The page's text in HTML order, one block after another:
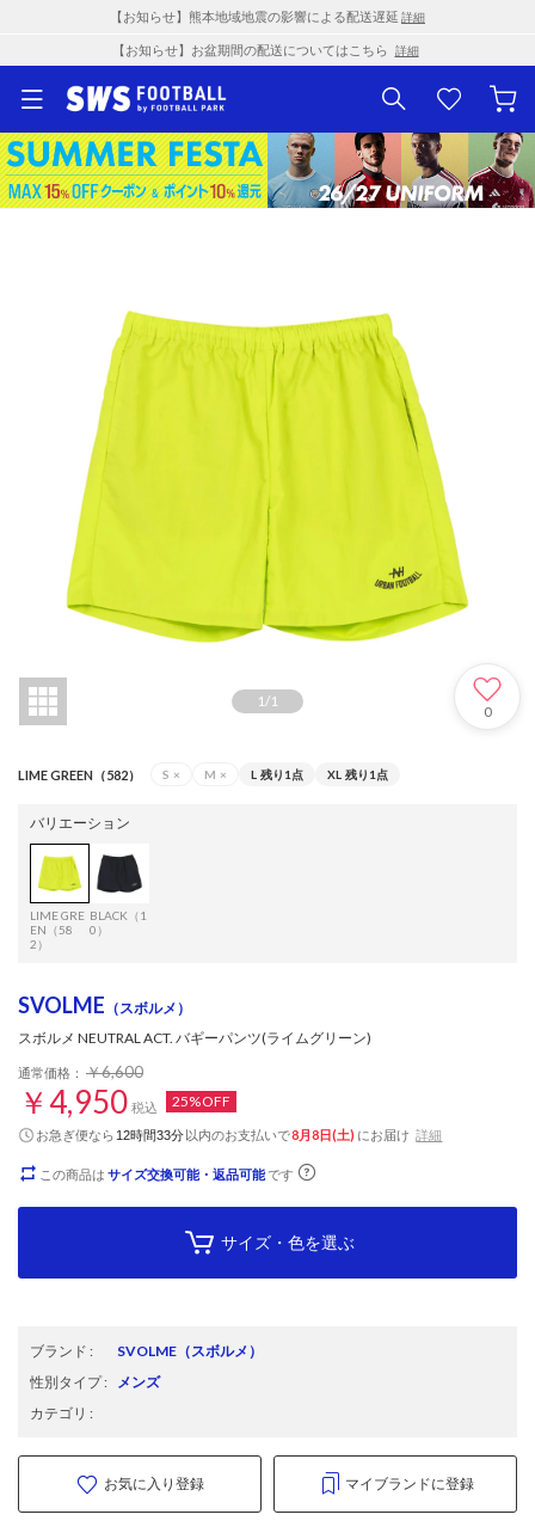
【お知らせ】熊本地域地震の影響による配送遅延 詳細
【お知らせ】お盆期間の配送についてはこちら 詳細
1/1
0
LIME GREEN（582） S × M × L 残り1点 XL 残り1点
バリエーション
LIME GRE
EN（58
2）
BLACK（1
0）
SVOLME （スボルメ）
スボルメ NEUTRAL ACT. バギーパンツ(ライムグリーン)
通常価格： ￥6,600
￥4,950 税込 25%OFF
お急ぎ便なら 12時間33分以内のお支払いで8月8日(土) にお届け 詳細
この商品は サイズ交換可能・返品可能です
サイズ・色を選ぶ
ブランド : SVOLME （スボルメ）
性別タイプ:
メンズ
カテゴリ :
お気に入り登録 マイブランドに登録